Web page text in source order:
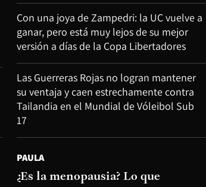
Con una joya de Zampedri: la UC vuelve a
ganar, pero está muy lejos de su mejor
versión a días de la Copa Libertadores
Las Guerreras Rojas no logran mantener
su ventaja y caen estrechamente contra
Tailandia en el Mundial de Vóleibol Sub
17
PAULA
¿Es la menopausia? Lo que